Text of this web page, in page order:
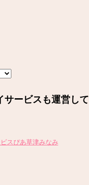
サービスも運営して
スぴあ草津みなみ